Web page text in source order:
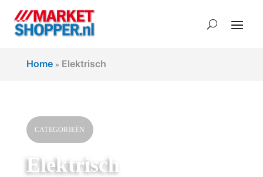
Home» Elektrisch
CATEGORIEËN
Elektrisch